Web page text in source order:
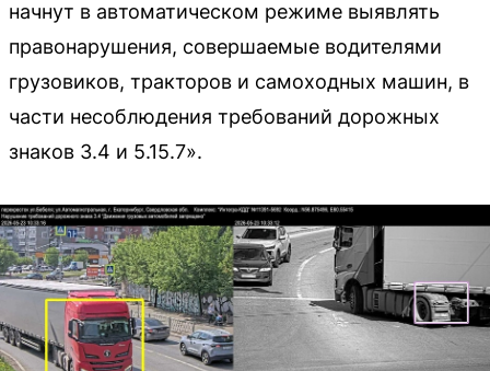
начнут в автоматическом режиме выявлять
правонарушения, совершаемые водителями
грузовиков, тракторов и самоходных машин, в
части несоблюдения требований дорожных
знаков 3.4 и 5.15.7».